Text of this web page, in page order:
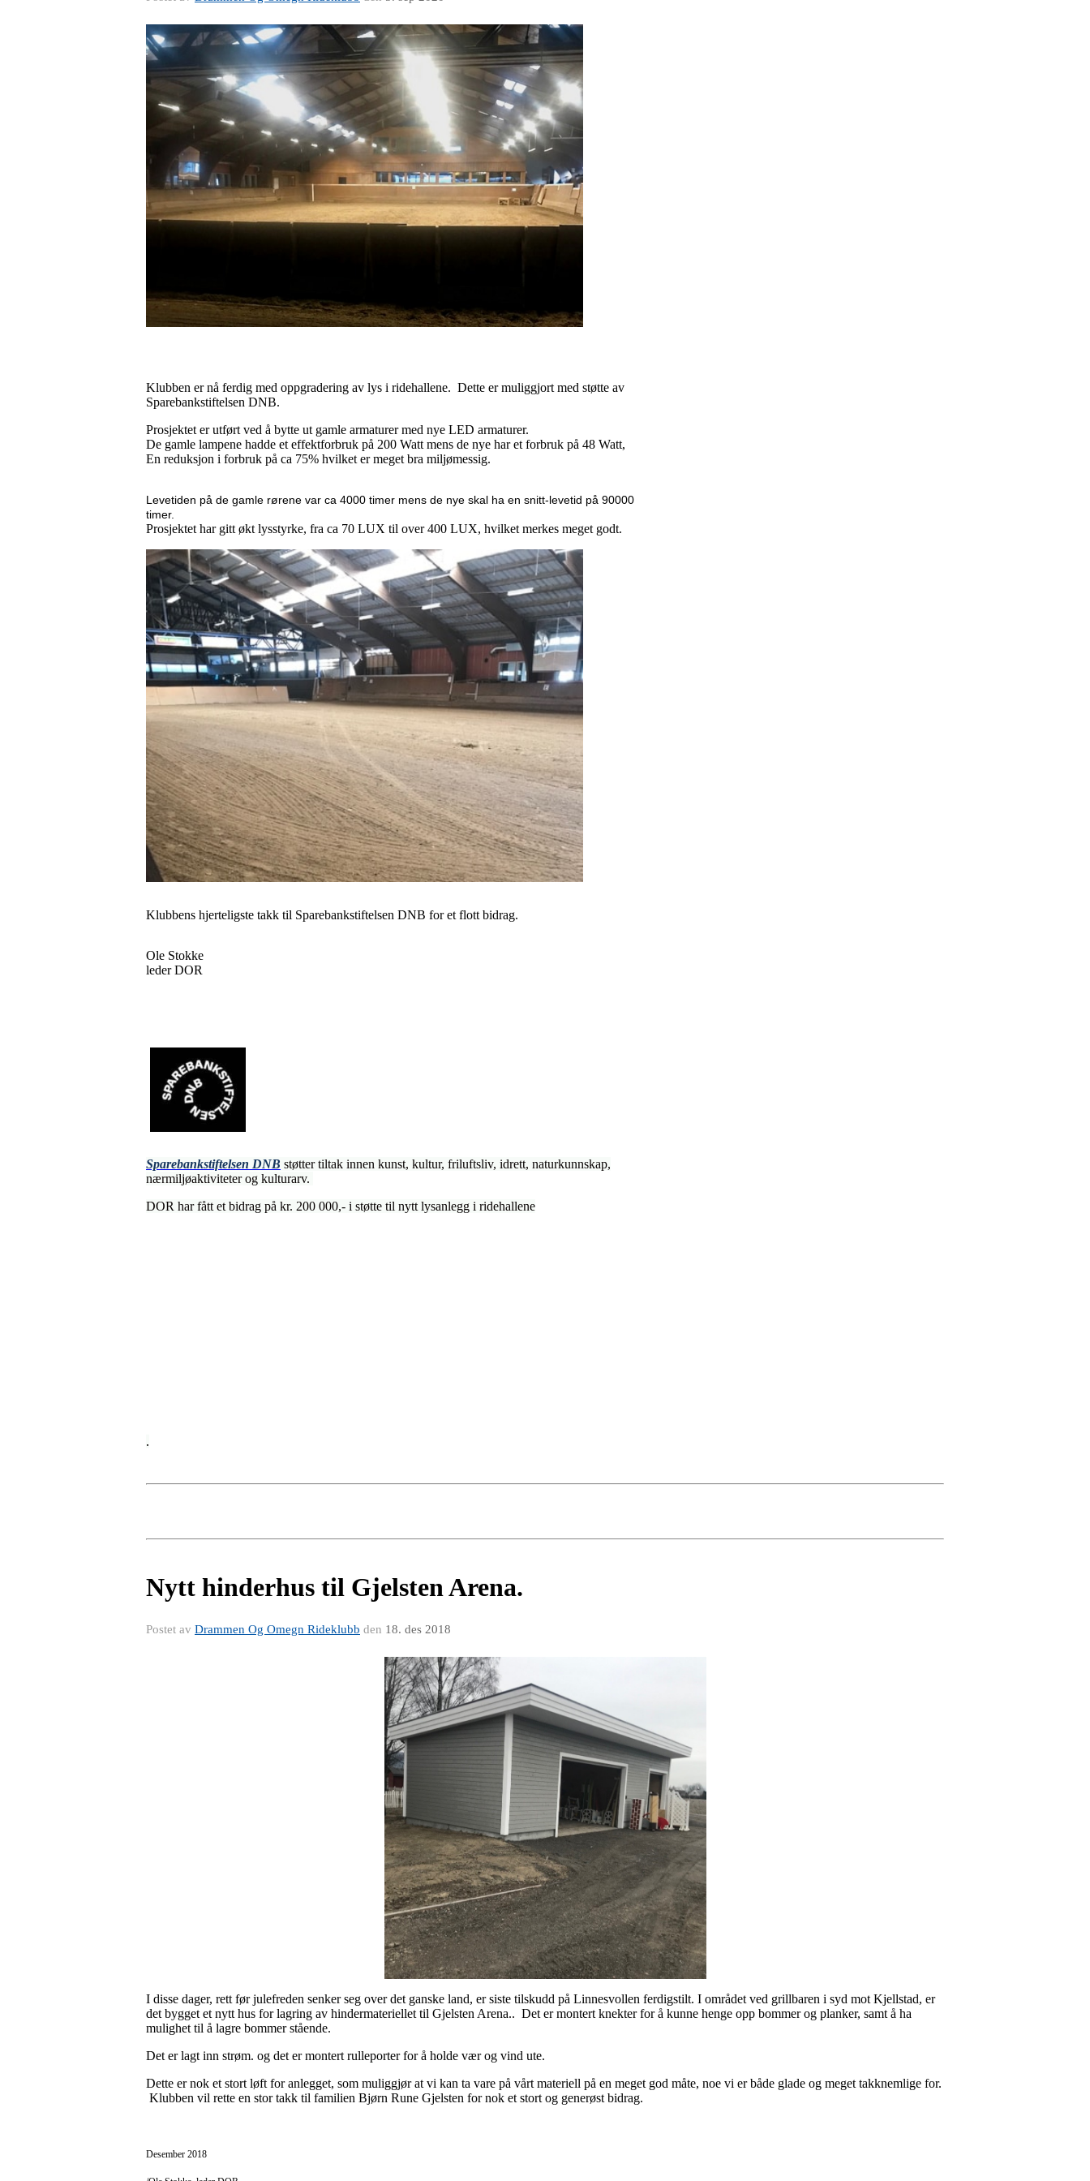
Klubben er nå ferdig med oppgradering av lys i ridehallene. Dette er muliggjort med støtte av
Sparebankstiftelsen DNB.
Prosjektet er utført ved å bytte ut gamle armaturer med nye LED armaturer.
De gamle lampene hadde et effektforbruk på 200 Watt mens de nye har et forbruk på 48 Watt,
En reduksjon i forbruk på ca 75% hvilket er meget bra miljømessig.
Levetiden på de gamle rørene var ca 4000 timer mens de nye skal ha en snitt-levetid på 90000
timer.
Prosjektet har gitt økt lysstyrke, fra ca 70 LUX til over 400 LUX, hvilket merkes meget godt.
Klubbens hjerteligste takk til Sparebankstiftelsen DNB for et flott bidrag.
Ole Stokke
leder DOR
Sparebankstiftelsen DNB støtter tiltak innen kunst, kultur, friluftsliv, idrett, naturkunnskap,
nærmiljøaktiviteter og kulturarv.
DOR har fått et bidrag på kr. 200 000,- i støtte til nytt lysanlegg i ridehallene
.
Nytt hinderhus til Gjelsten Arena.
Postet av Drammen Og Omegn Rideklubb den 18. des 2018
I disse dager, rett før julefreden senker seg over det ganske land, er siste tilskudd på Linnesvollen ferdigstilt. I området ved grillbaren i syd mot Kjellstad, er
det bygget et nytt hus for lagring av hindermateriellet til Gjelsten Arena.. Det er montert knekter for å kunne henge opp bommer og planker, samt å ha
mulighet til å lagre bommer stående.
Det er lagt inn strøm. og det er montert rulleporter for å holde vær og vind ute.
Dette er nok et stort løft for anlegget, som muliggjør at vi kan ta vare på vårt materiell på en meget god måte, noe vi er både glade og meget takknemlige for.
Klubben vil rette en stor takk til familien Bjørn Rune Gjelsten for nok et stort og generøst bidrag.
Desember 2018